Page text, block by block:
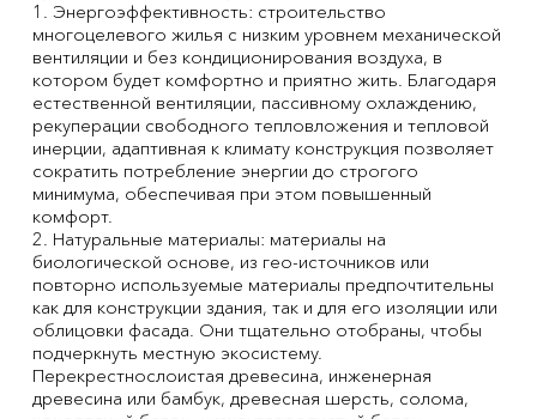
1. Энергоэффективность: строительство
многоцелевого жилья с низким уровнем механической
вентиляции и без кондиционирования воздуха, в
котором будет комфортно и приятно жить. Благодаря
естественной вентиляции, пассивному охлаждению,
рекуперации свободного тепловложения и тепловой
инерции, адаптивная к климату конструкция позволяет
сократить потребление энергии до строгого
минимума, обеспечивая при этом повышенный
комфорт.
2. Натуральные материалы: материалы на
биологической основе, из гео-источников или
повторно используемые материалы предпочтительны
как для конструкции здания, так и для его изоляции или
облицовки фасада. Они тщательно отобраны, чтобы
подчеркнуть местную экосистему.
Перекрестнослоистая древесина, инженерная
древесина или бамбук, древесная шерсть, солома,